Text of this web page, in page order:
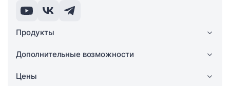
Продукты
Дополнительные возможности
Цены